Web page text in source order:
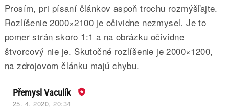
Prosím, pri písaní článkov aspoň trochu rozmýšľajte.
Rozlíšenie 2000×2100 je očividne nezmysel. Je to
pomer strán skoro 1:1 a na obrázku očividne
štvorcový nie je. Skutočné rozlíšenie je 2000×1200,
na zdrojovom článku majú chybu.
Přemysl Vaculík
25. 4. 2020, 20:34